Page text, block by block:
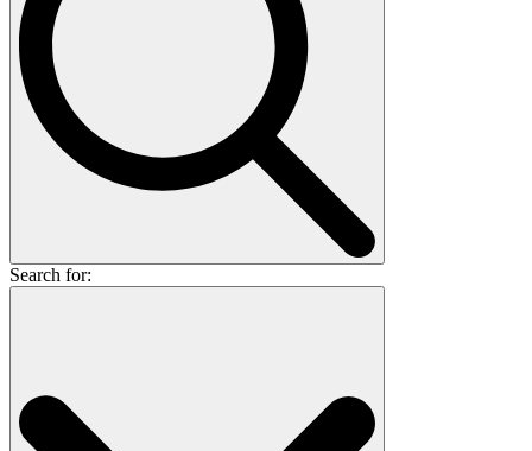
Search for: